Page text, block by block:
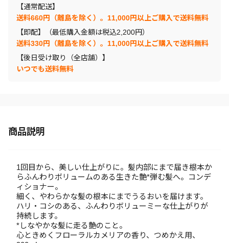
【通常配送】
送料660円（離島を除く）。11,000円以上ご購入で送料無料
【即配】（最低購入金額は税込2,200円）
送料330円（離島を除く）。11,000円以上ご購入で送料無料
【後日受け取り（全店舗）】
いつでも送料無料
商品説明
1回目から、美しい仕上がりに。髪内部にまで届き根本か
らふんわりボリュームのある生きた艶*弾む髪へ。コンデ
ィショナー。
細く、やわらかな髪の根本にまでうるおいを届けます。
ハリ・コシのある、ふんわりボリューミーな仕上がりが
持続します。
*しなやかな髪に走る艶のこと。
心ときめくフローラルカメリアの香り、つめかえ用、